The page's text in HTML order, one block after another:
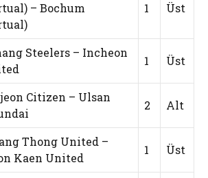
– Bochum
1 Üst
Steelers – Incheon
1 Üst
Citizen – Ulsan
2 Alt
Thong United –
Kaen United
1 Üst